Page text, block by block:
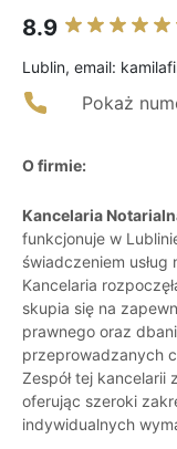
8.9
Lublin, email:
Pokaż
O firmie:
Kancelaria
funkcjonuje w
świadczeniem
Kancelaria
skupia się na
prawnego oraz
przeprowadzanych
Zespół tej kancelarii
oferując szeroki
indywidualnych